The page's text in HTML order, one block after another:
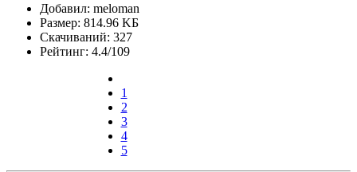
Добавил: meloman
Размер: 814.96 KБ
Скачиваний: 327
Рейтинг: 4.4/109
1
2
3
4
5